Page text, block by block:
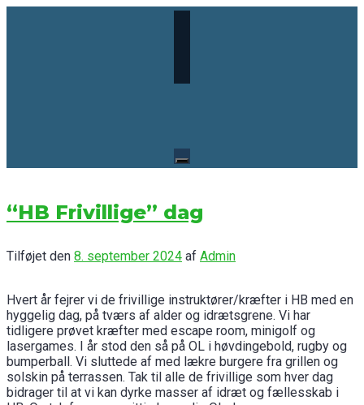
“HB Frivillige” dag
Tilføjet den 8. september 2024 af Admin
Hvert år fejrer vi de frivillige instruktører/kræfter i HB med en
hyggelig dag, på tværs af alder og idrætsgrene. Vi har
tidligere prøvet kræfter med escape room, minigolf og
lasergames. I år stod den så på OL i høvdingebold, rugby og
bumperball. Vi sluttede af med lækre burgere fra grillen og
solskin på terrassen. Tak til alle de frivillige som hver dag
bidrager til at vi kan dyrke masser af idræt og fællesskab i